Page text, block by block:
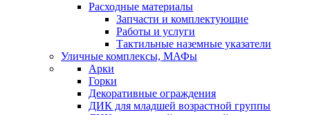
Расходные материалы
Запчасти и комплектующие
Работы и услуги
Тактильные наземные указатели
Уличные комплексы, МАФы
Арки
Горки
Декоративные ограждения
ДИК для младшей возрастной группы